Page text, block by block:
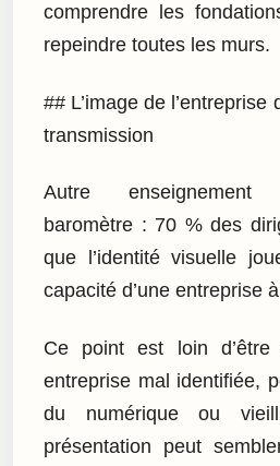
comprendre les
repeindre toutes les murs.
## L’image de
transmission
Autre
baromètre : 70 % des
que l’identité visuelle
capacité d’une entreprise
Ce point est loin d’être
entreprise mal identifiée,
du numérique ou
présentation peut